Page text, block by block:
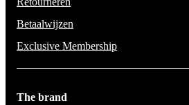
Betaalwijzen
Exclusive Membership
The brand